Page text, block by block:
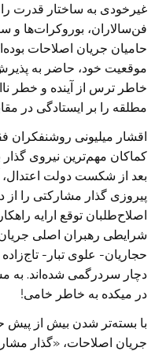
غیرخودی به ساختار قدرت
فن‌سالاران، بوروکرات‌ها و
حامیان جریان اصلاحات
موقعیت خود، حاضر به
خاطر ترس از آینده و خطر
مطلقه را بر ایستادگی در
اقشار میلیونی روشنفکران
کماکان مهم‌ترین نیروی
بعد از شکست دولت
پیروزی گذار مشارکتی را از
اصلاح‌طلبان توقع ارایه
شرایطی رهبران اصلی
حجاریان- علوی تبار-
دچار سردرگمی شده‌اند. به
در میکده به خاطر خامی!
با بسته‌تر شدن بیش از پیش
جریان اصلاحات، «گذار